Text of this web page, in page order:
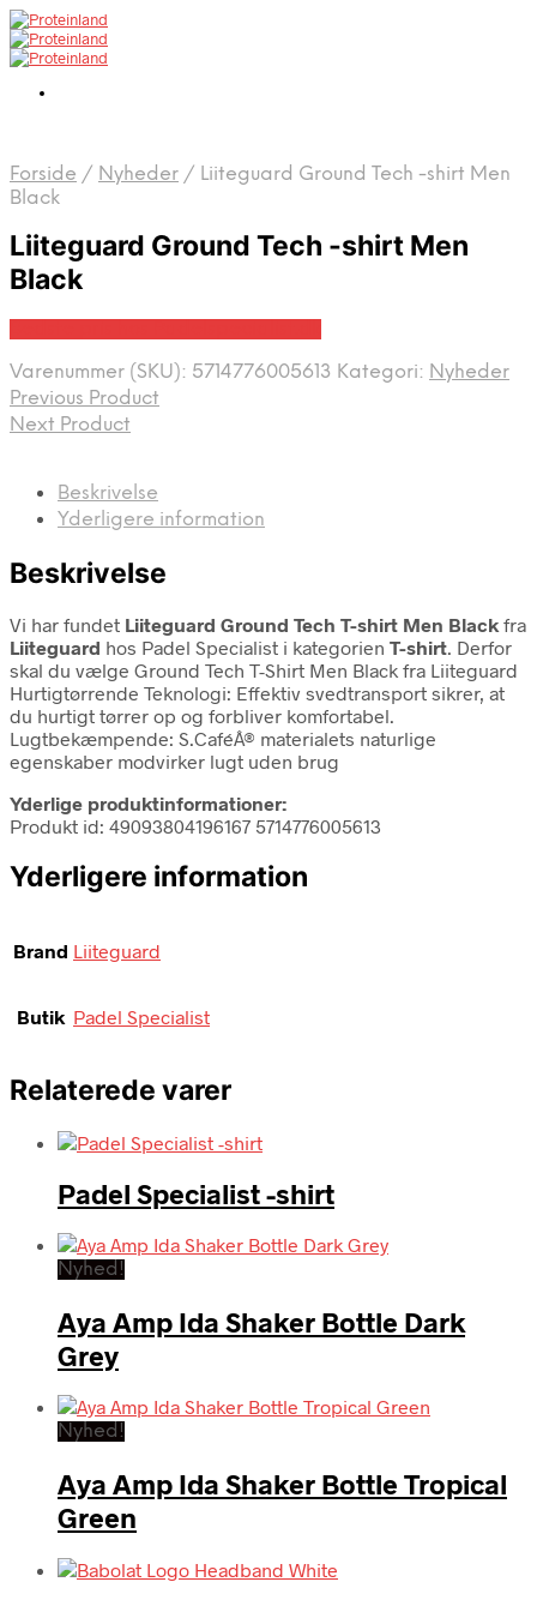
Forside / Nyheder / Liiteguard Ground Tech -shirt Men
Black
Liiteguard Ground Tech -shirt Men
Black
Varenummer (SKU): 5714776005613 Kategori: Nyheder
Previous Product
Next Product
Beskrivelse
Yderligere information
Beskrivelse
Vi har fundet Liiteguard Ground Tech T-shirt Men Black fra
Liiteguard hos Padel Specialist i kategorien T-shirt. Derfor
skal du vælge Ground Tech T-Shirt Men Black fra Liiteguard
Hurtigtørrende Teknologi: Effektiv svedtransport sikrer, at
du hurtigt tørrer op og forbliver komfortabel.
Lugtbekæmpende: S.CaféÂ® materialets naturlige
egenskaber modvirker lugt uden brug
Yderlige produktinformationer:
Produkt id: 49093804196167 5714776005613
Yderligere information
Brand Liiteguard
Butik Padel Specialist
Relaterede varer
Padel Specialist -shirt
Nyhed!
Aya Amp Ida Shaker Bottle Dark
Grey
Nyhed!
Aya Amp Ida Shaker Bottle Tropical
Green